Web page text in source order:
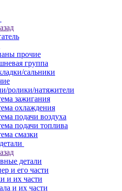
прочие
группа
сальники
ролики/натяжители
зажигания
охлаждения
подачи воздуха
подачи топлива
смазки
детали
и его части
и их части
и их части